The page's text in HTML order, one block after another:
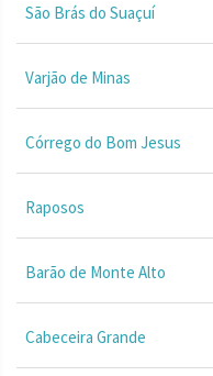
São Brás do Suaçuí
Varjão de Minas
Córrego do Bom Jesus
Raposos
Barão de Monte Alto
Cabeceira Grande